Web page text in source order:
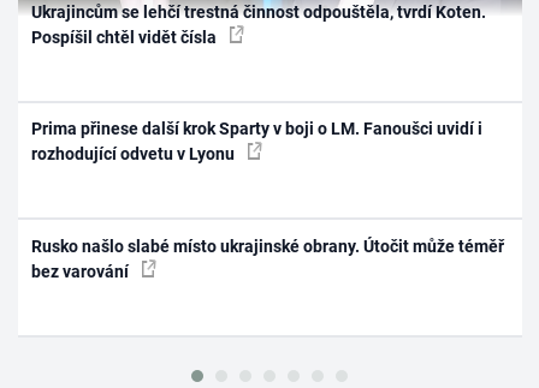
Ukrajincům se lehčí trestná činnost odpouštěla, tvrdí Koten.
Pospíšil chtěl vidět čísla
Prima přinese další krok Sparty v boji o LM. Fanoušci uvidí i
rozhodující odvetu v Lyonu
Rusko našlo slabé místo ukrajinské obrany. Útočit může téměř
bez varování